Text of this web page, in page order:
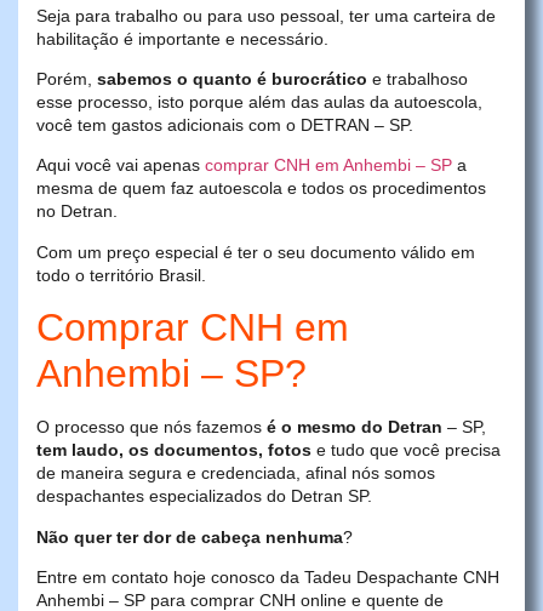
Seja para trabalho ou para uso pessoal, ter uma carteira de
habilitação é importante e necessário.
Porém, sabemos o quanto é burocrático e trabalhoso
esse processo, isto porque além das aulas da autoescola,
você tem gastos adicionais com o DETRAN – SP.
Aqui você vai apenas comprar CNH em Anhembi – SP a
mesma de quem faz autoescola e todos os procedimentos
no Detran.
Com um preço especial é ter o seu documento válido em
todo o território Brasil.
Comprar CNH em
Anhembi – SP?
O processo que nós fazemos é o mesmo do Detran – SP,
tem laudo, os documentos, fotos e tudo que você precisa
de maneira segura e credenciada, afinal nós somos
despachantes especializados do Detran SP.
Não quer ter dor de cabeça nenhuma?
Entre em contato hoje conosco da Tadeu Despachante CNH
Anhembi – SP para comprar CNH online e quente de